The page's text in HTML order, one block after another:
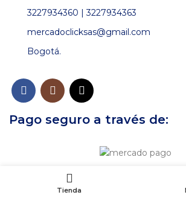
3227934360 | 3227934363
mercadoclicksas@gmail.com
Bogotá.
Pago seguro a través de:
Tienda